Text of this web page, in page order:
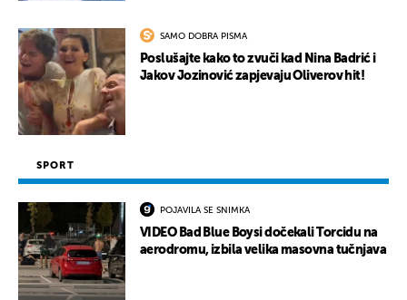
SAMO DOBRA PISMA
Poslušajte kako to zvuči kad Nina Badrić i
Jakov Jozinović zapjevaju Oliverov hit!
SPORT
POJAVILA SE SNIMKA
VIDEO Bad Blue Boysi dočekali Torcidu na
aerodromu, izbila velika masovna tučnjava